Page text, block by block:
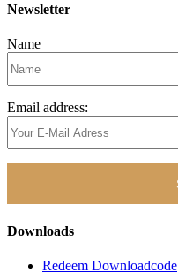
Newsletter
Name
Email address:
Downloads
Redeem Downloadcode